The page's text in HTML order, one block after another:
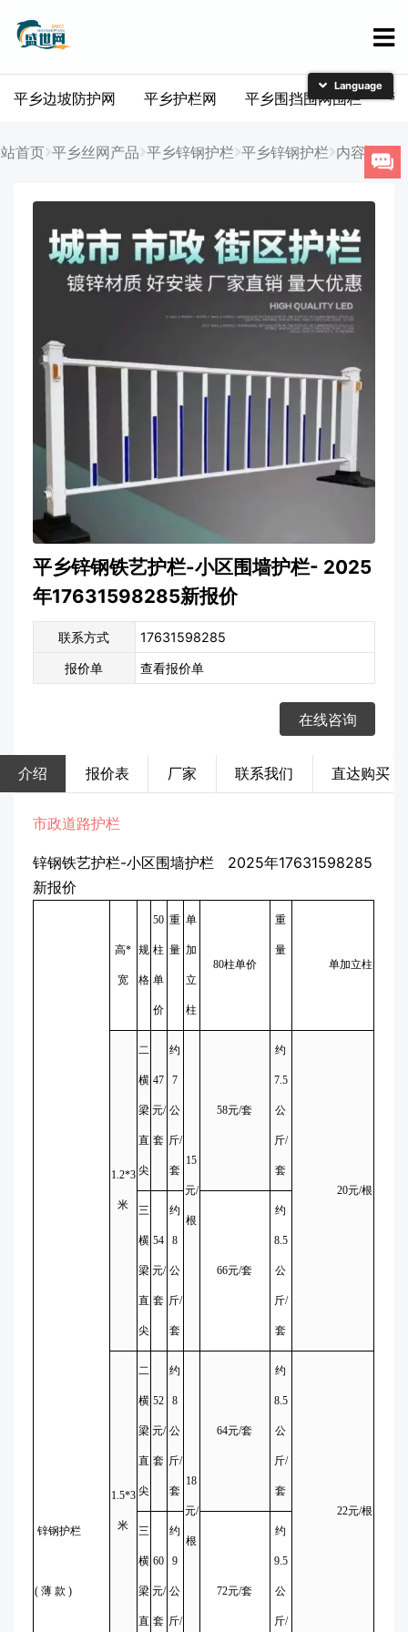
平乡边坡防护网 平乡护栏网 平乡围挡围网围栏 平
首页 平乡丝网产品 平乡锌钢护栏 平乡锌钢护栏 内容详情
平乡锌钢铁艺护栏-小区围墙护栏- 2025
年17631598285新报价
联系方式
17631598285
报价单
查看报价单
在线咨询
介绍 报价表 厂家 联系我们 直达购买
市政道路护栏
锌钢铁艺护栏-小区围墙护栏 2025年17631598285
新报价
锌钢护栏
( 薄 款 )
高*
宽
规
格
50
柱
单
价
重
量
单
加
立
柱
80柱单价
重
量
单加立柱
1.2*3
米
二
横
梁
直
尖
47
元/
套
约
7
公
斤/
套
15
元/
根
58元/套
约
7.5
公
斤/
套
20元/根
三
横
梁
直
尖
54
元/
套
约
8
公
斤/
套
66元/套
约
8.5
公
斤/
套
1.5*3
米
二
横
梁
直
尖
52
元/
套
约
8
公
斤/
套
18
元/
根
64元/套
约
8.5
公
斤/
套
22元/根
三
横
梁
直
60
元/
套
约
9
公
斤/
72元/套
约
9.5
公
斤/
简体中文
日本語